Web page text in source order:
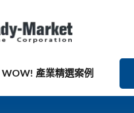
WOW! 產業精選案例